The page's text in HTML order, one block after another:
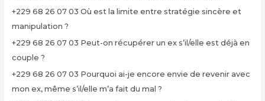
+229 68 26 07 03 Où est la limite entre stratégie sincère et
manipulation ?
+229 68 26 07 03 Peut-on récupérer un ex s’il/elle est déjà en
couple ?
+229 68 26 07 03 Pourquoi ai-je encore envie de revenir avec
mon ex, même s’il/elle m’a fait du mal ?